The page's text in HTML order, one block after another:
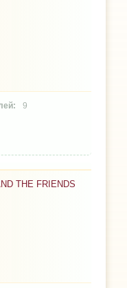
9
THE FRIENDS